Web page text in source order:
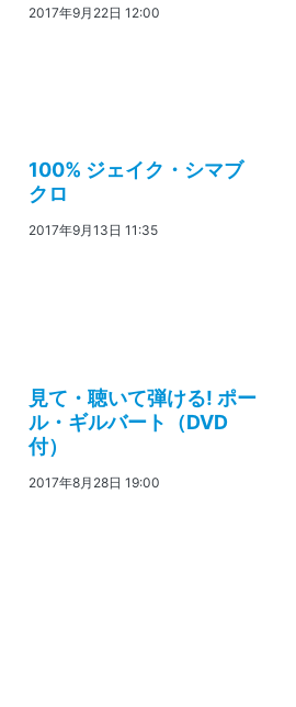
2017年9月22日 12:00
100% ジェイク・シマブ
クロ
2017年9月13日 11:35
見て・聴いて弾ける! ポー
ル・ギルバート（DVD
付）
2017年8月28日 19:00